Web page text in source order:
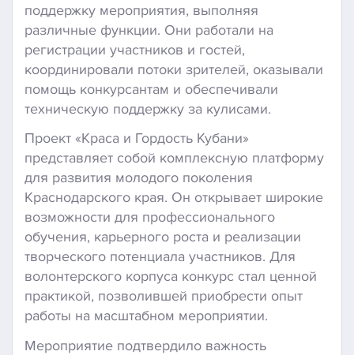
поддержку мероприятия, выполняя
различные функции. Они работали на
регистрации участников и гостей,
координировали потоки зрителей, оказывали
помощь конкурсантам и обеспечивали
техническую поддержку за кулисами.
Проект «Краса и Гордость Кубани»
представляет собой комплексную платформу
для развития молодого поколения
Краснодарского края. Он открывает широкие
возможности для профессионального
обучения, карьерного роста и реализации
творческого потенциала участников. Для
волонтерского корпуса конкурс стал ценной
практикой, позволившей приобрести опыт
работы на масштабном мероприятии.
Мероприятие подтвердило важность